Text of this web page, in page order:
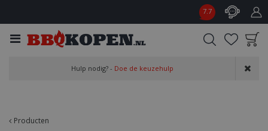
Producten
7.7
aan wensenlijst
Hulp nodig? - Doe de keuzehulp